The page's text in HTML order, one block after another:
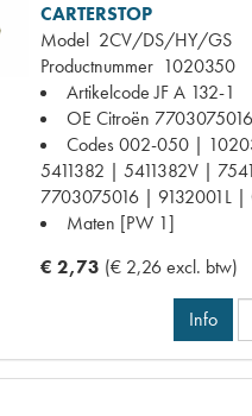
CARTERSTOP
Model 2CV/DS/HY/GS
Productnummer 1020350
Artikelcode JFA 132-1
OE Citroën 7703075016
Codes002-050 |
5411382 | 5411382V |
7703075016 | 9132001L
Maten [PW 1]
€ 2,73 (€ 2,26 excl. btw)
Info